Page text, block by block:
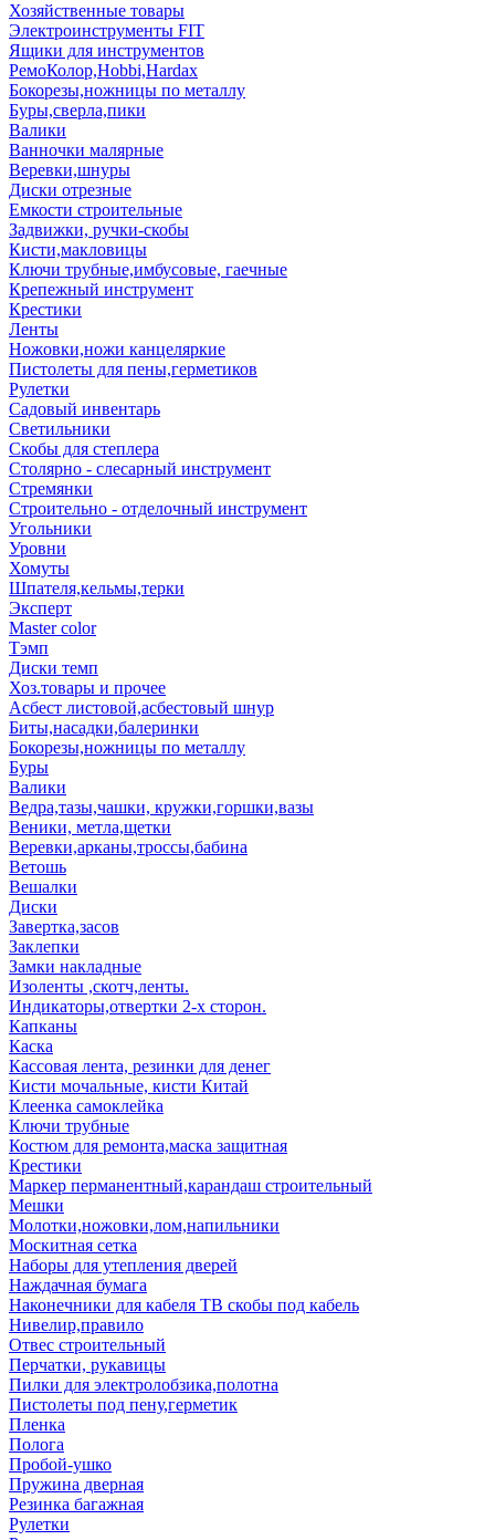
Хозяйственные товары
Электроинструменты FIT
Ящики для инструментов
РемоКолор,Hobbi,Hardax
Бокорезы,ножницы по металлу
Буры,сверла,пики
Валики
Ванночки малярные
Веревки,шнуры
Диски отрезные
Емкости строительные
Задвижки, ручки-скобы
Кисти,макловицы
Ключи трубные,имбусовые, гаечные
Крепежный инструмент
Крестики
Ленты
Ножовки,ножи канцеляркие
Пистолеты для пены,герметиков
Рулетки
Садовый инвентарь
Светильники
Скобы для степлера
Столярно - слесарный инструмент
Стремянки
Строительно - отделочный инструмент
Угольники
Уровни
Хомуты
Шпателя,кельмы,терки
Эксперт
Master color
Тэмп
Диски темп
Хоз.товары и прочее
Асбест листовой,асбестовый шнур
Биты,насадки,балеринки
Бокорезы,ножницы по металлу
Буры
Валики
Ведра,тазы,чашки, кружки,горшки,вазы
Веники, метла,щетки
Веревки,арканы,троссы,бабина
Ветошь
Вешалки
Диски
Завертка,засов
Заклепки
Замки накладные
Изоленты ,скотч,ленты.
Индикаторы,отвертки 2-х сторон.
Капканы
Каска
Кассовая лента, резинки для денег
Кисти мочальные, кисти Китай
Клеенка самоклейка
Ключи трубные
Костюм для ремонта,маска защитная
Крестики
Маркер перманентный,карандаш строительный
Мешки
Молотки,ножовки,лом,напильники
Москитная сетка
Наборы для утепления дверей
Наждачная бумага
Наконечники для кабеля ТВ скобы под кабель
Нивелир,правило
Отвес строительный
Перчатки, рукавицы
Пилки для электролобзика,полотна
Пистолеты под пену,герметик
Пленка
Полога
Пробой-ушко
Пружина дверная
Резинка багажная
Рулетки